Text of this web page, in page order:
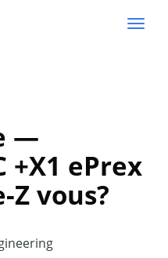
—
+X1 ePrex
Z vous?